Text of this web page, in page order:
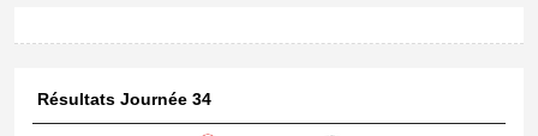
Résultats Journée 34